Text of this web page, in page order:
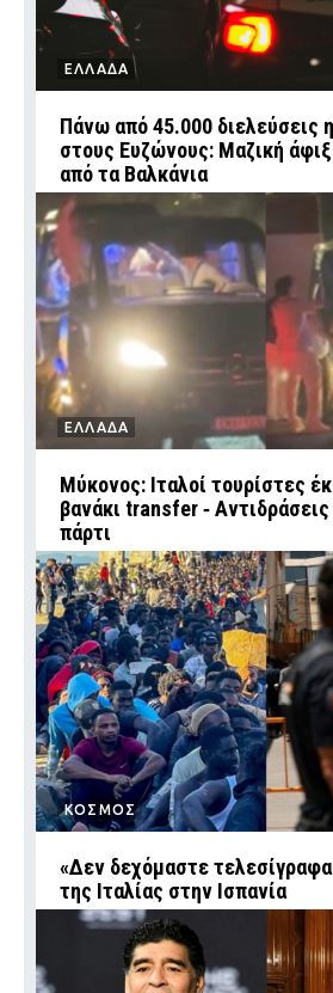
ΕΛΛΑΔΑ
Πάνω από 45.000 διελεύσεις
στους Ευζώνους: Μαζική
από τα Βαλκάνια
ΕΛΛΑΔΑ
Μύκονος: Ιταλοί τουρίστες
βανάκι transfer ‑
πάρτι
ΚΟΣΜΟΣ
«Δεν δεχόμαστε
της Ιταλίας στην Ισπανία